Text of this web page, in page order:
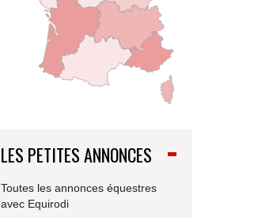
LES PETITES ANNONCES
Toutes les annonces équestres
avec Equirodi